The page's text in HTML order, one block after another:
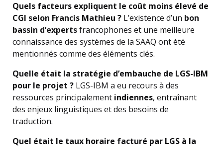
Quels facteurs expliquent le coût moins élevé de
CGI selon Francis Mathieu ? L’existence d’un bon
bassin d’expertsfrancophones et une meilleure
connaissance des systèmes de la SAAQ ont été
mentionnés comme des éléments clés.
Quelle était la stratégie d’embauche de LGS-IBM
pour le projet ? LGS-IBM a eu recours à des
ressources principalement indiennes, entraînant
des enjeux linguistiques et des besoins de
traduction.
Quel était le taux horaire facturé par LGS à la